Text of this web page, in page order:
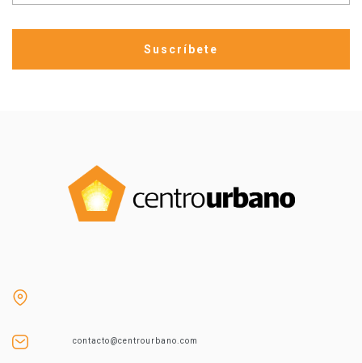
contacto@centrourbano.com